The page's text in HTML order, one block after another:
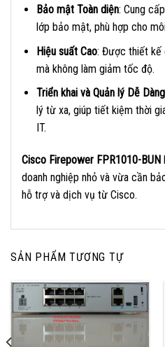
Bảo mật Toàn diện: Cung
lớp bảo mật, phù hợp cho
Hiệu suất Cao: Được thiết kế
mà không làm giảm tốc độ.
Triển khai và Quản lý Dễ Dàng
lý từ xa, giúp tiết kiệm thời
IT.
Cisco Firepower FPR1010-BUN
doanh nghiệp nhỏ và vừa cần
hỗ trợ và dịch vụ từ Cisco.
SẢN PHẨM TƯƠNG TỰ